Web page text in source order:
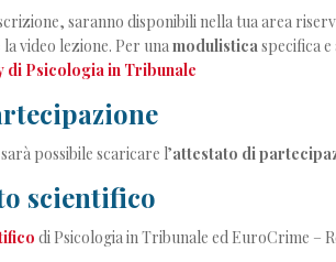
saranno disponibili nella tua area
video lezione. Per una modulistica specifica
di Psicologia in Tribunale
possibile scaricare l’attestato di
scientifico
di Psicologia in Tribunale ed EuroCrime –